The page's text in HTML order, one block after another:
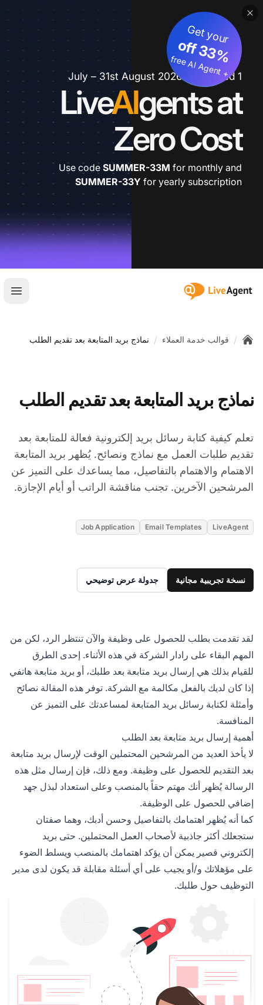
1 July – 31st August 2026 *extended
LiveAIgents at
Zero Cost
Get your
3
3
%
o
ff
+
fre
e
A
I A
g
e
nt
Use code SUMMER-33M for monthly and
SUMMER-33Y for yearly subscription
:site.title
فتح
/ قوالب خدمة العملاء / نماذج بريد المتابعة بعد تقديم الطلب
نماذج بريد المتابعة بعد تقديم الطلب
تعلم كيفية كتابة رسائل بريد إلكترونية فعالة للمتابعة بعد
تقديم طلبات العمل مع نماذج ونصائح. يُظهر بريد المتابعة
الاهتمام والاهتمام بالتفاصيل، مما يساعدك على التميز عن
المرشحين الآخرين. تجنب مناقشة الراتب أو أيام الإجازة.
LiveAgent
Email Templates
Job Application
نسخة تجريبية مجانية جدولة عرض توضيحي
لقد تقدمت بطلب للحصول على وظيفة والآن تنتظر الرد، لكن من
المهم البقاء على رادار الشركة في هذه الأثناء. إحدى الطرق
للقيام بذلك هي إرسال بريد متابعة بعد طلبك، أو بريد متابعة هاتفي
إذا كان لديك بالفعل مكالمة مع الشركة. توفر هذه المقالة نصائح
وأمثلة لكتابة رسائل بريد المتابعة لمساعدتك على التميز عن
المنافسة.
أهمية إرسال بريد متابعة بعد الطلب
لا يأخذ العديد من المرشحين المحتملين الوقت لإرسال بريد متابعة
بعد التقديم للحصول على وظيفة. ومع ذلك، فإن إرسال مثل هذه
الرسالة يُظهر أنك مهتم حقاً بالمنصب وعلى استعداد لبذل جهد
إضافي للحصول على الوظيفة.
كما أنه يُظهر اهتمامك بالتفاصيل وحسن أدبك، وهما صفتان
ستجعلك أكثر جاذبية لأصحاب العمل المحتملين. حتى بريد
إلكتروني قصير يمكن أن يؤكد اهتمامك بالمنصب ويسلط الضوء
على مؤهلاتك و/أو يجيب على أي أسئلة مقابلة قد يكون لدى مدير
التوظيف حول طلبك.